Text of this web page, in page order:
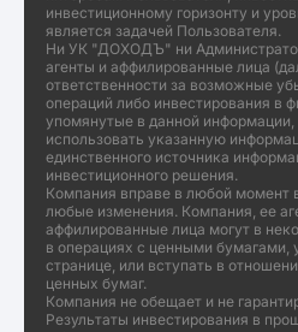
инвестиционному горизонту и
является задачей Пользователя.
Ни УК "ДОХОДЪ" ни
агенты и аффилированные лица
ответственности за возможные
операций либо инвестирования в
упомянутые в данной
использовать указанную
единственного источника
инвестиционного решения.
Компания вправе в любой момент
любые изменения. Компания, ее
аффилированные лица могут в
в операциях с ценными бумагами,
странице, или вступать в
ценных бумаг.
Компания не обещает и не
Результаты инвестирования в